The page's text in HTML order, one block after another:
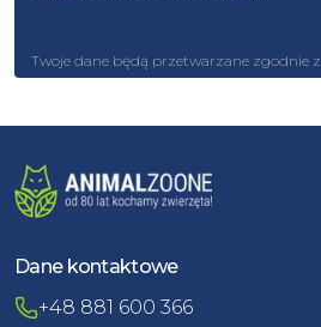
Twoje dane będą przetwarzane zgodnie z
Dane kontaktowe
+48 881 600 366